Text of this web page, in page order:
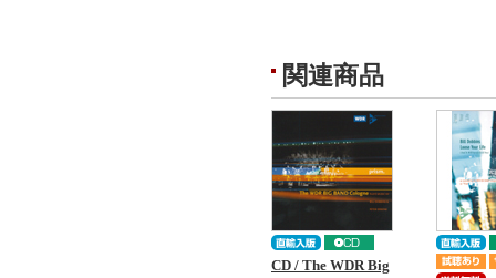
関連商品
CD / The WDR Big